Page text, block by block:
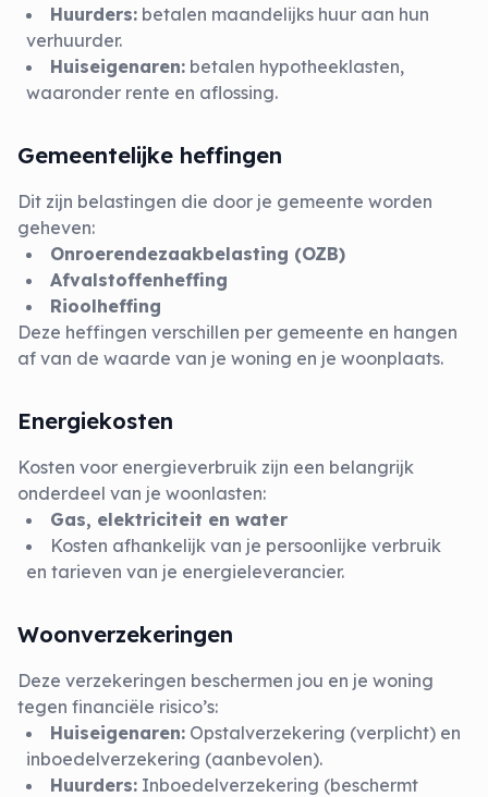
Huurders: betalen maandelijks huur aan hun
verhuurder.
Huiseigenaren: betalen hypotheeklasten,
waaronder rente en aflossing.
Gemeentelijke heffingen
Dit zijn belastingen die door je gemeente worden
geheven:
Onroerendezaakbelasting (OZB)
Afvalstoffenheffing
Rioolheffing
Deze heffingen verschillen per gemeente en hangen
af van de waarde van je woning en je woonplaats.
Energiekosten
Kosten voor energieverbruik zijn een belangrijk
onderdeel van je woonlasten:
Gas, elektriciteit en water
Kosten afhankelijk van je persoonlijke verbruik
en tarieven van je energieleverancier.
Woonverzekeringen
Deze verzekeringen beschermen jou en je woning
tegen financiële risico’s:
Huiseigenaren: Opstalverzekering (verplicht) en
inboedelverzekering (aanbevolen).
Huurders: Inboedelverzekering (beschermt